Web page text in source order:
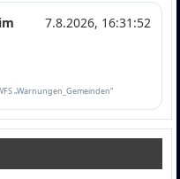
7.8.2026, 16:31:52
„Warnungen_Gemeinden“